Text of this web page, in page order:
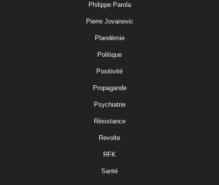
Philippe Parola
Pierre Jovanovic
Plandémie
Politique
Positivité
Propagande
Psychiatrie
Résistance
Revolte
RFK
Santé